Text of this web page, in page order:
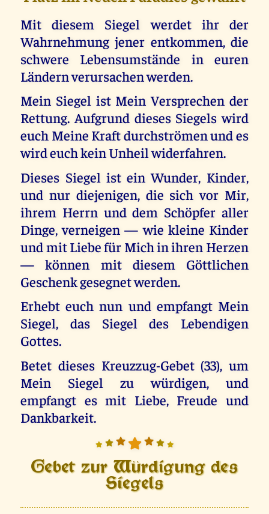
Mit diesem Siegel werdet ihr der
Wahrnehmung jener entkommen, die
schwere Lebensumstände in euren
Ländern verursachen werden.
Mein Siegel ist Mein Versprechen der
Rettung. Aufgrund dieses Siegels wird
euch Meine Kraft durchströmen und es
wird euch kein Unheil widerfahren.
Dieses Siegel ist ein Wunder, Kinder,
und nur diejenigen, die sich vor Mir,
ihrem Herrn und dem Schöpfer aller
Dinge, verneigen — wie kleine Kinder
und mit Liebe für Mich in ihren Herzen
— können mit diesem Göttlichen
Geschenk gesegnet werden.
Erhebt euch nun und empfangt Mein
Siegel, das Siegel des Lebendigen
Gottes.
Betet dieses Kreuzzug-Gebet (33), um
Mein Siegel zu würdigen, und
empfangt es mit Liebe, Freude und
Dankbarkeit.
Gebet zur Würdigung des
Siegels